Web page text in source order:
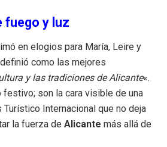
fuego y luz
en elogios para María, Leire y
como las mejores
y las tradiciones de Alicante«.
son la cara visible de una
Internacional que no deja
la fuerza de Alicante más allá de